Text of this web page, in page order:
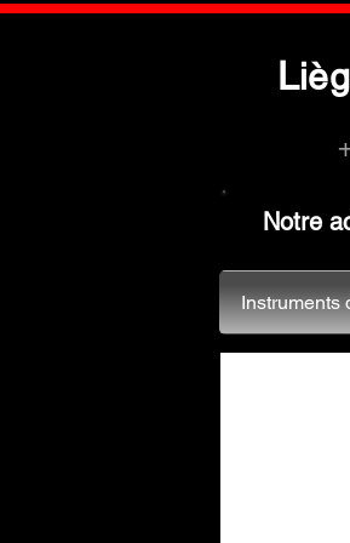
L
Notre
Instruments